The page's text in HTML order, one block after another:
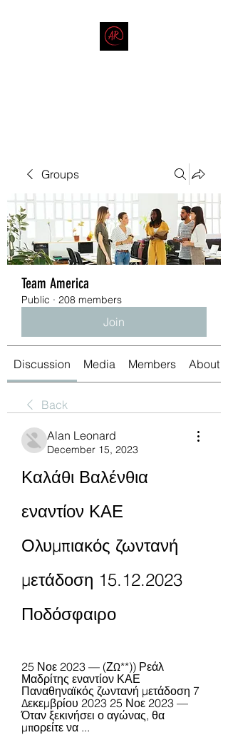
Groups
Team America
Public · 208 members
Join
Discussion Media Members About
Back
Alan Leonard
December 15, 2023
Καλάθι Βαλένθια
εναντίον ΚΑΕ
Ολυμπιακός ζωντανή
μετάδοση 15.12.2023
Ποδόσφαιρο
25 Νοε 2023 — (ΖΩ**)) Ρεάλ
Μαδρίτης εναντίον ΚΑΕ
Παναθηναϊκός ζωντανή μετάδοση 7
Δεκεμβρίου 2023 25 Νοε 2023 —
Όταν ξεκινήσει ο αγώνας, θα
μπορείτε να ...